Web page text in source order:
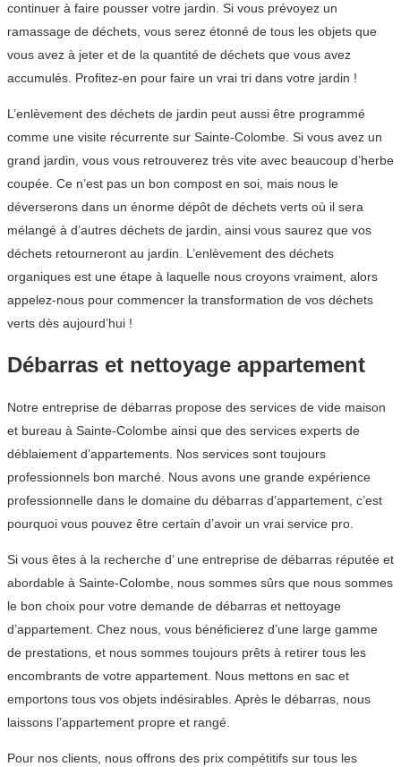
continuer à faire pousser votre jardin. Si vous prévoyez un
ramassage de déchets, vous serez étonné de tous les objets que
vous avez à jeter et de la quantité de déchets que vous avez
accumulés. Profitez-en pour faire un vrai tri dans votre jardin !
L’enlèvement des déchets de jardin peut aussi être programmé
comme une visite récurrente sur Sainte-Colombe. Si vous avez un
grand jardin, vous vous retrouverez très vite avec beaucoup d’herbe
coupée. Ce n’est pas un bon compost en soi, mais nous le
déverserons dans un énorme dépôt de déchets verts où il sera
mélangé à d’autres déchets de jardin, ainsi vous saurez que vos
déchets retourneront au jardin. L’enlèvement des déchets
organiques est une étape à laquelle nous croyons vraiment, alors
appelez-nous pour commencer la transformation de vos déchets
verts dès aujourd’hui !
Débarras et nettoyage appartement
Notre entreprise de débarras propose des services de vide maison
et bureau à Sainte-Colombe ainsi que des services experts de
déblaiement d’appartements. Nos services sont toujours
professionnels bon marché. Nous avons une grande expérience
professionnelle dans le domaine du débarras d’appartement, c’est
pourquoi vous pouvez être certain d’avoir un vrai service pro.
Si vous êtes à la recherche d’ une entreprise de débarras réputée et
abordable à Sainte-Colombe, nous sommes sûrs que nous sommes
le bon choix pour votre demande de débarras et nettoyage
d’appartement. Chez nous, vous bénéficierez d’une large gamme
de prestations, et nous sommes toujours prêts à retirer tous les
encombrants de votre appartement. Nous mettons en sac et
emportons tous vos objets indésirables. Après le débarras, nous
laissons l’appartement propre et rangé.
Pour nos clients, nous offrons des prix compétitifs sur tous les